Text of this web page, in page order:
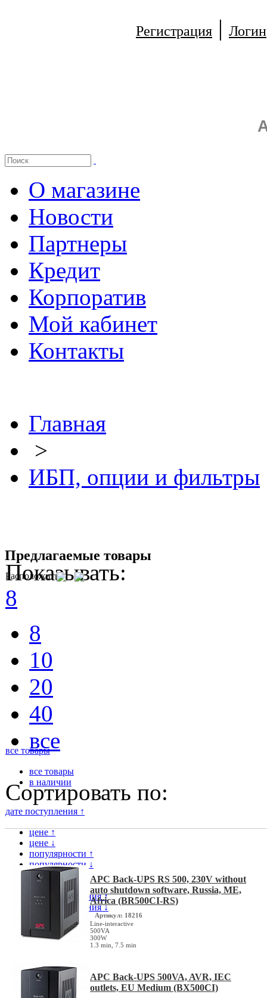
Регистрация | Логин
О магазине
Новости
Партнеры
Кредит
Корпоратив
Мой кабинет
Контакты
Главная
>
ИБП, опции и фильтры
Предлагаемые товары
Расположить
Показывать:
8
8
10
20
40
все
все товары
все товары
в наличии
Сортировать по:
дате поступления ↑
цене ↑
цене ↓
популярности ↑
популярности ↓
модели ↑
дате поступления ↑
дате поступления ↓
APC Back-UPS RS 500, 230V without
auto shutdown software, Russia, ME,
Africa (BR500CI-RS)
Артикул: 18216
Line-interactive
500VA
300W
1.3 min, 7.5 min
APC Back-UPS 500VA, AVR, IEC
outlets, EU Medium (BX500CI)